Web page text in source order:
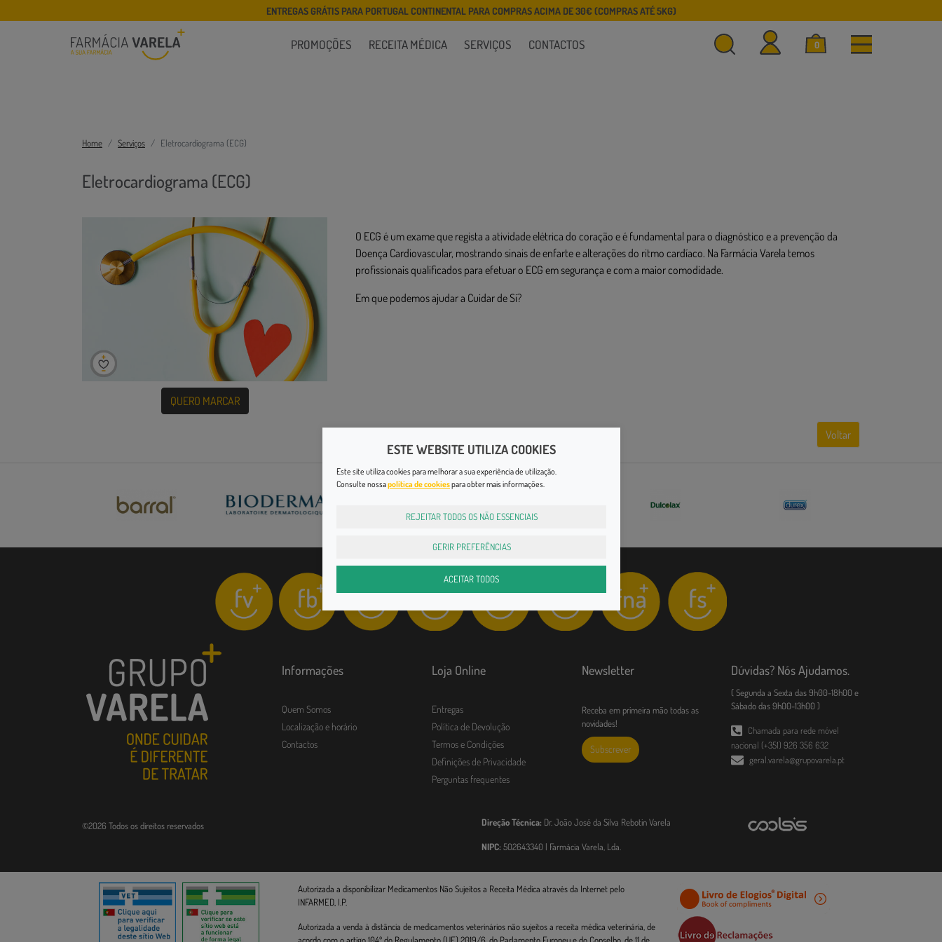
ENTREGAS GRÁTIS PARA PORTUGAL CONTINENTAL PARA COMPRAS ACIMA DE 30€ (COMPRAS ATÉ 5KG)
PROMOÇÕES RECEITA MÉDICA SERVIÇOS CONTACTOS 0
Home Serviços Eletrocardiograma (ECG)
Eletrocardiograma (ECG)
QUERO MARCAR
O ECG é um exame que regista a atividade elétrica do coração e é fundamental para o diagnóstico e a prevenção da
Doença Cardiovascular, mostrando sinais de enfarte e alterações do ritmo cardíaco. Na Farmácia Varela temos
profissionais qualificados para efetuar o ECG em segurança e com a maior comodidade.
Em que podemos ajudar a Cuidar de Si?
Voltar
Informações
Quem Somos
Localização e horário
Contactos
Loja Online
Entregas
Política de Devolução
Termos e Condições
Definições de Privacidade
Perguntas frequentes
Newsletter
Receba em primeira mão todas as
novidades!
Subscrever
Dúvidas? Nós Ajudamos.
( Segunda a Sexta das 9h00-18h00 e
Sábado das 9h00-13h00 )
Chamada para rede móvel
nacional (+351) 926 356 632
geral.varela@grupovarela.pt
©2026 Todos os direitos reservados Direção Técnica: Dr. João José da Silva Rebotin Varela
NIPC: 502643340 | Farmácia Varela, Lda.
Autorizada a disponibilizar Medicamentos Não Sujeitos a Receita Médica através da Internet pelo
INFARMED, I.P.
Autorizada a venda à distância de medicamentos veterinários não sujeitos a receita médica veterinária, de
acordo com o artigo 104º do Regulamento (UE) 2019/6, do Parlamento Europeu e do Conselho, de 11 de
ESTE WEBSITE UTILIZA COOKIES
Este site utiliza cookies para melhorar a sua experiência de utilização.
Consulte nossapolítica de cookiespara obter mais informações.
REJEITAR TODOS OS NÃO ESSENCIAIS
GERIR PREFERÊNCIAS
ACEITAR TODOS